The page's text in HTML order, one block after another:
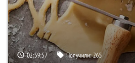
02:59:57 Получили:265